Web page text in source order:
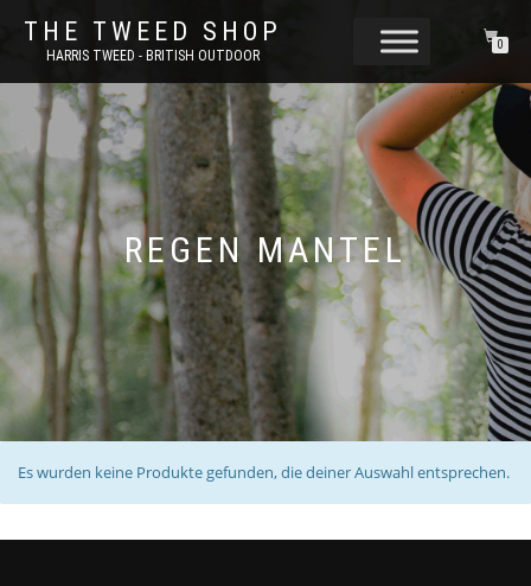
THE TWEED SHOP
HARRIS TWEED - BRITISH OUTDOOR
0
REGEN MANTEL
Es wurden keine Produkte gefunden, die deiner Auswahl entsprechen.